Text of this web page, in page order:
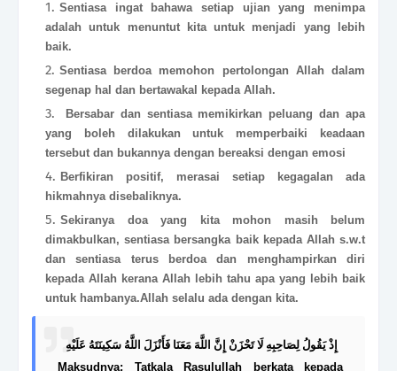
Sentiasa ingat bahawa setiap ujian yang menimpa
adalah untuk menuntut kita untuk menjadi yang lebih
baik.
Sentiasa berdoa memohon pertolongan Allah dalam
segenap hal dan bertawakal kepada Allah.
Bersabar dan sentiasa memikirkan peluang dan apa
yang boleh dilakukan untuk memperbaiki keadaan
tersebut dan bukannya dengan bereaksi dengan emosi
Berfikiran positif, merasai setiap kegagalan ada
hikmahnya disebaliknya.
Sekiranya doa yang kita mohon masih belum
dimakbulkan, sentiasa bersangka baik kepada Allah s.w.t
dan sentiasa terus berdoa dan menghampirkan diri
kepada Allah kerana Allah lebih tahu apa yang lebih baik
untuk hambanya.Allah selalu ada dengan kita.
إِذْ يَقُولُ لِصَاحِبِهِ لَا تَحْزَنْ إِنَّ اللَّهَ مَعَنَا فَأَنْزَلَ اللَّهُ سَكِينَتَهُ عَلَيْهِ
Maksudnya; Tatkala Rasulullah berkata kepada